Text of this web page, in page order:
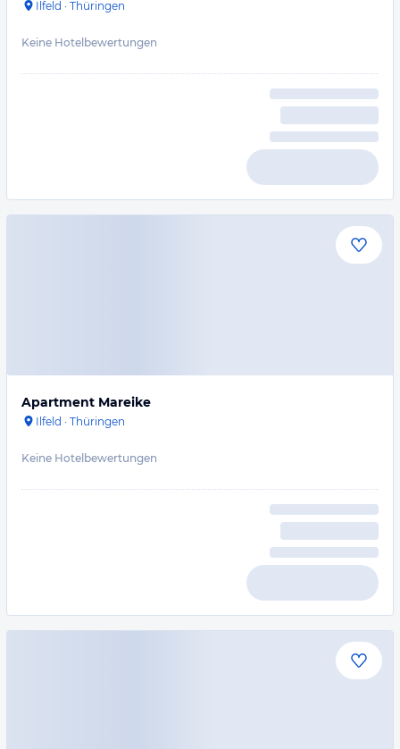
Ilfeld · Thüringen
Keine Hotelbewertungen
Apartment Mareike
Ilfeld · Thüringen
Keine Hotelbewertungen